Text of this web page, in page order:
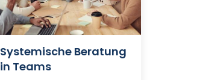
Systemische Beratung
in Teams